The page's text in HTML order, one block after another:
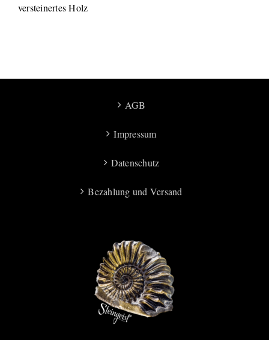
versteinertes Holz
AGB
Impressum
Datenschutz
Bezahlung und Versand